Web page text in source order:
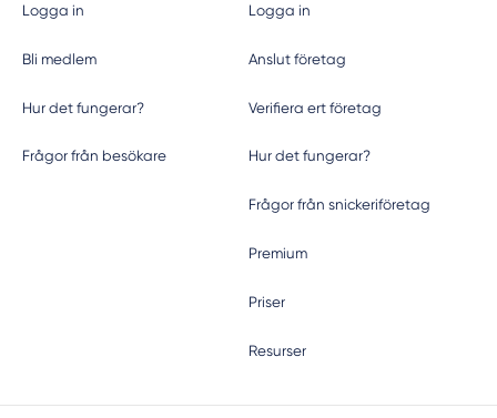
Logga in
Bli medlem
Hur det fungerar?
Frågor från besökare
Logga in
Anslut företag
Verifiera ert företag
Hur det fungerar?
Frågor från snickeriföretag
Premium
Priser
Resurser